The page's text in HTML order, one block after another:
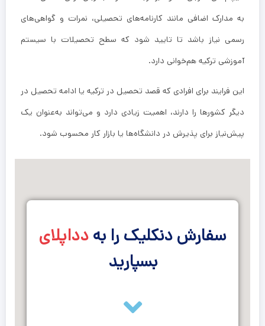
به مدارک اضافی مانند کارنامه‌های تحصیلی، نمرات و گواهی‌های
رسمی نیاز باشد تا تایید شود که سطح تحصیلات با سیستم
آموزشی ترکیه هم‌خوانی دارد.
این فرایند برای افرادی که قصد تحصیل در ترکیه یا ادامه تحصیل در
دیگر کشورها را دارند، اهمیت زیادی دارد و می‌تواند به‌عنوان یک
پیش‌نیاز برای پذیرش در دانشگاه‌ها یا بازار کار محسوب شود.
سفارش دنکلیک را به دداپلای
بسپارید